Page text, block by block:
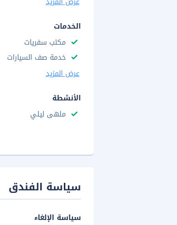
الخدمات
مكتب سفريات
خدمة صف السيارات
عرض المزيد
الأنشطة
ملهى ليلي
سياسة الفندق
سياسة الإلغاء